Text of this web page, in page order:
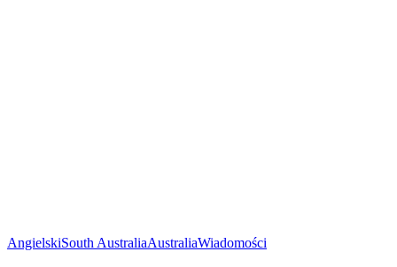
AngielskiSouth AustraliaAustraliaWiadomości